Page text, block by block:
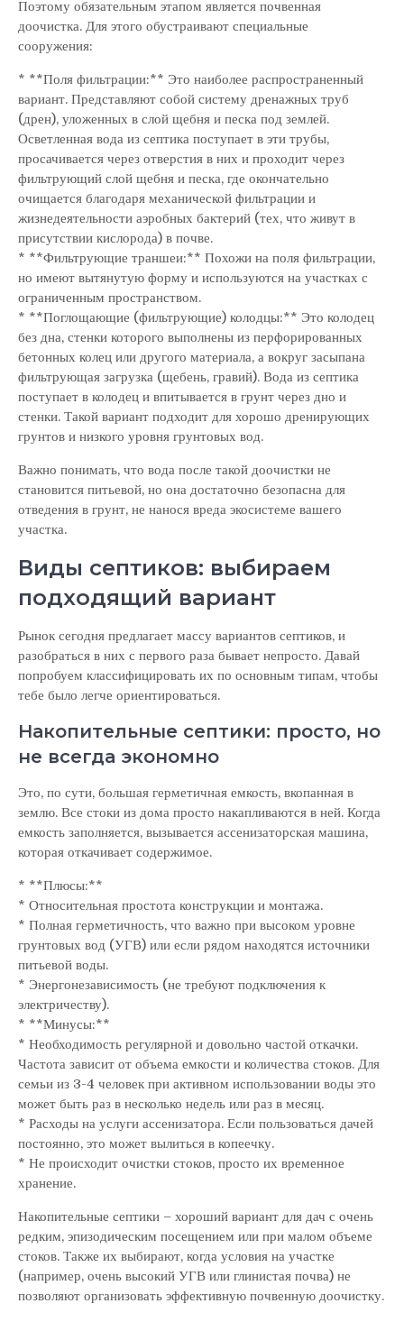
Поэтому обязательным этапом является почвенная
доочистка. Для этого обустраивают специальные
сооружения:
* **Поля фильтрации:** Это наиболее распространенный
вариант. Представляют собой систему дренажных труб
(дрен), уложенных в слой щебня и песка под землей.
Осветленная вода из септика поступает в эти трубы,
просачивается через отверстия в них и проходит через
фильтрующий слой щебня и песка, где окончательно
очищается благодаря механической фильтрации и
жизнедеятельности аэробных бактерий (тех, что живут в
присутствии кислорода) в почве.
* **Фильтрующие траншеи:** Похожи на поля фильтрации,
но имеют вытянутую форму и используются на участках с
ограниченным пространством.
* **Поглощающие (фильтрующие) колодцы:** Это колодец
без дна, стенки которого выполнены из перфорированных
бетонных колец или другого материала, а вокруг засыпана
фильтрующая загрузка (щебень, гравий). Вода из септика
поступает в колодец и впитывается в грунт через дно и
стенки. Такой вариант подходит для хорошо дренирующих
грунтов и низкого уровня грунтовых вод.
Важно понимать, что вода после такой доочистки не
становится питьевой, но она достаточно безопасна для
отведения в грунт, не нанося вреда экосистеме вашего
участка.
Виды септиков: выбираем
подходящий вариант
Рынок сегодня предлагает массу вариантов септиков, и
разобраться в них с первого раза бывает непросто. Давай
попробуем классифицировать их по основным типам, чтобы
тебе было легче ориентироваться.
Накопительные септики: просто, но
не всегда экономно
Это, по сути, большая герметичная емкость, вкопанная в
землю. Все стоки из дома просто накапливаются в ней. Когда
емкость заполняется, вызывается ассенизаторская машина,
которая откачивает содержимое.
* **Плюсы:**
* Относительная простота конструкции и монтажа.
* Полная герметичность, что важно при высоком уровне
грунтовых вод (УГВ) или если рядом находятся источники
питьевой воды.
* Энергонезависимость (не требуют подключения к
электричеству).
* **Минусы:**
* Необходимость регулярной и довольно частой откачки.
Частота зависит от объема емкости и количества стоков. Для
семьи из 3-4 человек при активном использовании воды это
может быть раз в несколько недель или раз в месяц.
* Расходы на услуги ассенизатора. Если пользоваться дачей
постоянно, это может вылиться в копеечку.
* Не происходит очистки стоков, просто их временное
хранение.
Накопительные септики – хороший вариант для дач с очень
редким, эпизодическим посещением или при малом объеме
стоков. Также их выбирают, когда условия на участке
(например, очень высокий УГВ или глинистая почва) не
позволяют организовать эффективную почвенную доочистку.